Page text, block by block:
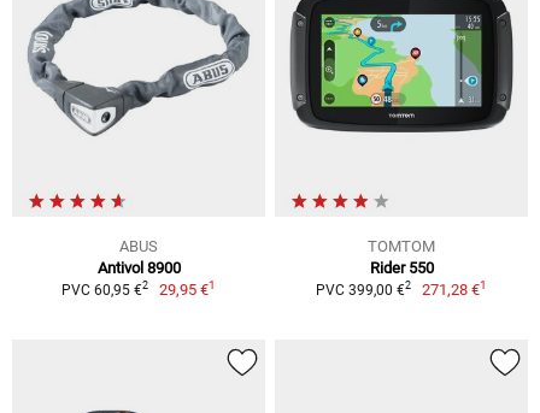
ABUS
Antivol 8900
PVC 60,95 €2 29,95 €1
TOMTOM
Rider 550
PVC 399,00 €2 271,28 €1